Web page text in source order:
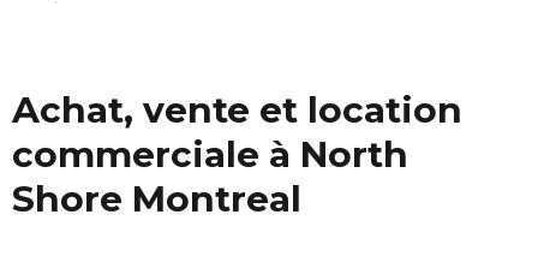
Achat, vente et location
commerciale à North
Shore Montreal